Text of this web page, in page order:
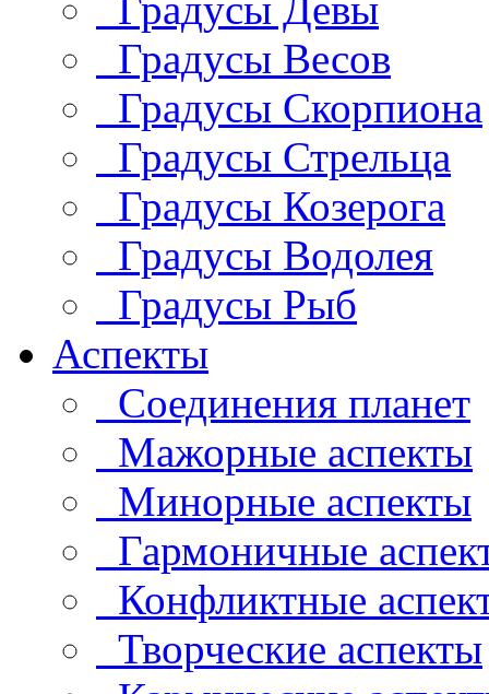
Градусы Девы
Градусы Весов
Градусы Скорпиона
Градусы Стрельца
Градусы Козерога
Градусы Водолея
Градусы Рыб
Аспекты
Соединения планет
Мажорные аспекты
Минорные аспекты
Гармоничные
Конфликтные
Творческие аспекты